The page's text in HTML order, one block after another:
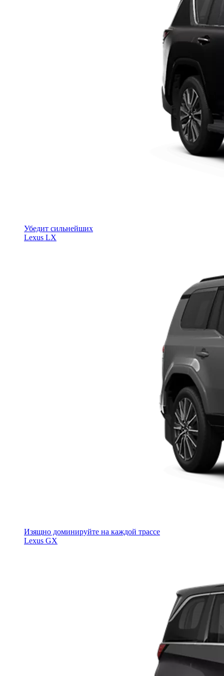
Убедит сильнейших
Lexus LX
Изящно доминируйте на каждой трассе
Lexus GX